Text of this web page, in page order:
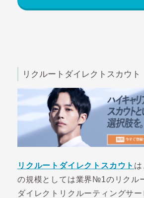
リクルートダイレクトスカウト
リクルートダイレクトスカウト
の規模としては業界№1のリクル
ダイレクトリクルーティングサー